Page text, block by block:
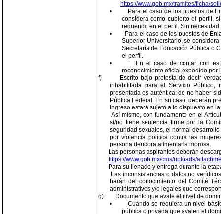
https://www.gob.mx/tramites/ficha/
•
Para el caso de los puestos de
considera como cubierto el perfil,
requerido en el perfil. Sin
•
Para el caso de los puestos de
Superior Universitario, se
Secretaría de Educación Pública o
el perfil.
•
En el caso de contar con
reconocimiento oficial expedido por
f)
Escrito bajo protesta de decir
inhabilitada para el Servicio Público,
presentada es auténtica; de no haber
Pública Federal. En su caso, deberán
ingreso estará sujeto a lo dispuesto en
Así mismo, con fundamento en el
si/no tiene sentencia firme por la
seguridad sexuales, el normal
por violencia política contra las
persona deudora alimentaria morosa.
Las personas aspirantes deberán
https://www.gob.mx/cms/uploads/
Para su llenado y entrega durante la
Las inconsistencias o datos no
harán del conocimiento del Comité
administrativos y/o legales que
g)
Documento que avale el nivel de
•
Cuando se requiera un nivel
pública o privada que avalen el